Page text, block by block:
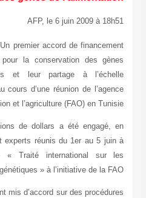
TUNIS, 6
de 116
végétaux
de
Un
présence de
Tunis,
Les experts